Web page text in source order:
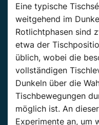
Eine typische
weitgehend im
Rotlichtphasen sind
etwa der
üblich, wobei die
vollständigen
Dunkeln über die
Tischbewegungen
möglich ist. An
Experimente an, um